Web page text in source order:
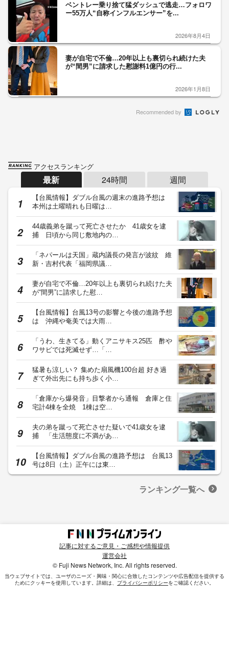
ベントレー乗り捨て猛ダッシュで逃走…フォロワ
ー55万人“自称インフルエンサー”を...
2026年8月4日
妻が自宅で不倫…20年以上も裏切られ続けた夫
が“間男”に請求した慰謝料1億円の行...
2026年1月8日
Recommended by
アクセスランキング
最新 24時間 週間
【台風情報】ダブル台風の週末の進路予想は
本州は土曜晴れも日曜は…
44歳義弟を蹴って死亡させたか 41歳女を逮
捕 日頃から同じ敷地内の…
「ネパールは天国」蔵内議長の発言が波紋 維
新・吉村代表「福岡県議…
妻が自宅で不倫…20年以上も裏切られ続けた夫
が“間男”に請求した慰…
【台風情報】台風13号の影響と今後の進路予想
は 沖縄や奄美では大雨…
「うわ、生きてる」動くアニサキス25匹 酢や
ワサビでは死滅せず…「…
猛暑も涼しい？ 集めた扇風機100台超 好き過
ぎて外出先にも持ち歩く小…
「倉庫から爆発音」目撃者から通報 倉庫と住
宅計4棟を全焼 1棟は空…
夫の弟を蹴って死亡させた疑いで41歳女を逮
捕 「生活態度に不満があ…
【台風情報】ダブル台風の進路予想は 台風13
号は8日（土）正午には東…
ランキング一覧へ
記事に対するご意見・ご感想や情報提供
運営会社
© Fuji News Network, Inc. All rights reserved.
当ウェブサイトでは、ユーザのニーズ・興味・関⼼に合致したコンテンツや広告配信を提供する
ためにクッキーを使⽤しています。詳細は、 プライバシーポリシーをご確認ください。